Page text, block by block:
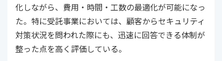
化しながら、費用・時間・工数の最適化が可能になっ
た。特に受託事業においては、顧客からセキュリティ
対策状況を問われた際にも、迅速に回答できる体制が
整った点を高く評価している。